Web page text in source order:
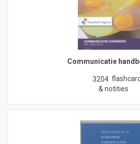
Communicatie
3204
& notities